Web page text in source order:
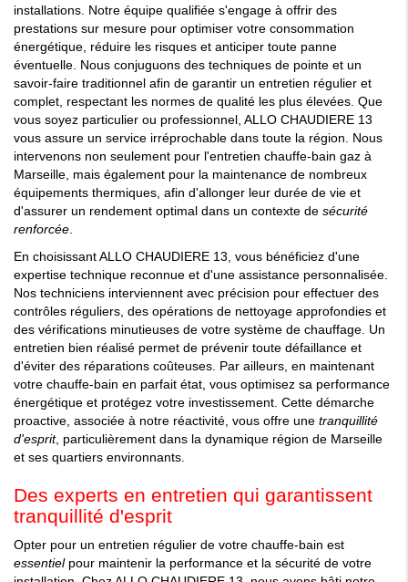
installations. Notre équipe qualifiée s'engage à offrir des
prestations sur mesure pour optimiser votre consommation
énergétique, réduire les risques et anticiper toute panne
éventuelle. Nous conjuguons des techniques de pointe et un
savoir-faire traditionnel afin de garantir un entretien régulier et
complet, respectant les normes de qualité les plus élevées. Que
vous soyez particulier ou professionnel, ALLO CHAUDIERE 13
vous assure un service irréprochable dans toute la région. Nous
intervenons non seulement pour l'entretien chauffe-bain gaz à
Marseille, mais également pour la maintenance de nombreux
équipements thermiques, afin d'allonger leur durée de vie et
d'assurer un rendement optimal dans un contexte de sécurité
renforcée
En choisissant ALLO CHAUDIERE 13, vous bénéficiez d'une
expertise technique reconnue et d'une assistance personnalisée.
Nos techniciens interviennent avec précision pour effectuer des
contrôles réguliers, des opérations de nettoyage approfondies et
des vérifications minutieuses de votre système de chauffage. Un
entretien bien réalisé permet de prévenir toute défaillance et
d'éviter des réparations coûteuses. Par ailleurs, en maintenant
votre chauffe-bain en parfait état, vous optimisez sa performance
énergétique et protégez votre investissement. Cette démarche
proactive, associée à notre réactivité, vous offre une tranquillité
d'esprit, particulièrement dans la dynamique région de Marseille
et ses quartiers environnants.
Des experts en entretien qui garantissent
tranquillité d'esprit
Opter pour un entretien régulier de votre chauffe-bain est
essentielpour maintenir la performance et la sécurité de votre